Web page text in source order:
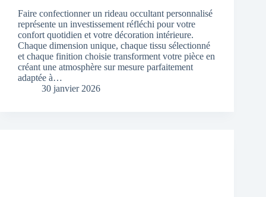
Faire confectionner un rideau occultant personnalisé
représente un investissement réfléchi pour votre
confort quotidien et votre décoration intérieure.
Chaque dimension unique, chaque tissu sélectionné
et chaque finition choisie transforment votre pièce en
créant une atmosphère sur mesure parfaitement
adaptée à…
30 janvier 2026